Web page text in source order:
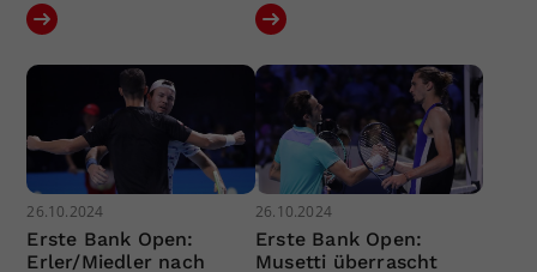
26.10.2024
Erste Bank Open:
Erler/Miedler nach
26.10.2024
Erste Bank Open:
Musetti überrascht